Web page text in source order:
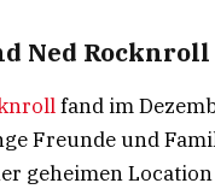
Ned Rocknroll
fand im
Freunde und
geheimen